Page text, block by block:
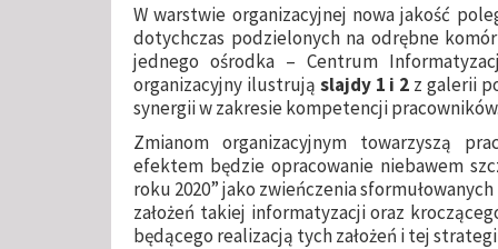
W warstwie organizacyjnej nowa jakość
dotychczas podzielonych na odrębne
jednego ośrodka – Centrum
organizacyjny ilustrują slajdy 1 i 2 z galerii
synergii w zakresie kompetencji
Zmianom organizacyjnym towarzyszą
efektem będzie opracowanie niebawem
roku 2020” jako zwieńczenia
założeń takiej informatyzacji oraz
będącego realizacją tych założeń i tej